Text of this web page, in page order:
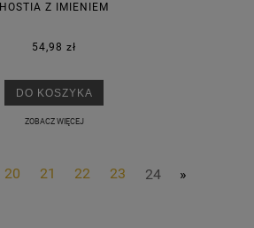
HOSTIA Z IMIENIEM
54,98 zł
DO KOSZYKA
ZOBACZ WIĘCEJ
20 21 22 23 24 »